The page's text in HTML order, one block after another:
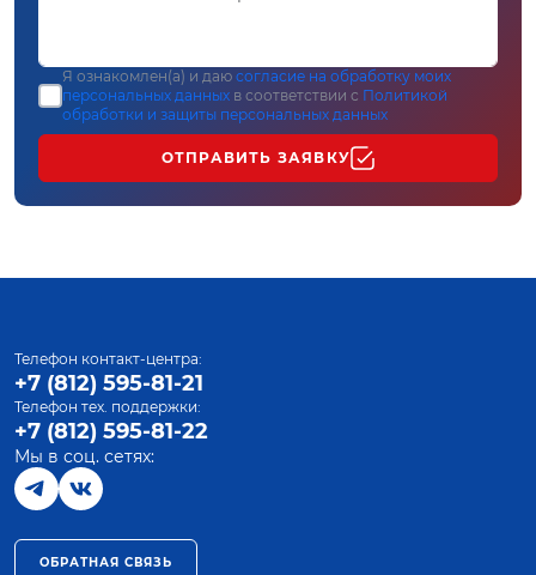
Я ознакомлен(а) и даю согласие на обработку моих
персональных данных в соответствии с Политикой
обработки и защиты персональных данных
ОТПРАВИТЬ ЗАЯВКУ
Телефон контакт-центра:
+7 (812) 595-81-21
Телефон тех. поддержки:
+7 (812) 595-81-22
Мы в соц. сетях:
ОБРАТНАЯ СВЯЗЬ